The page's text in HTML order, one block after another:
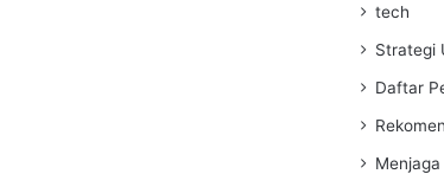
tech
Strategi
Daftar